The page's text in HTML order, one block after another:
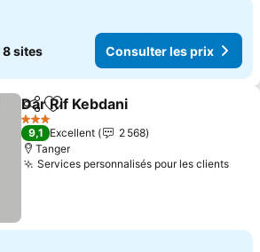
8 sites Consulter les prix
PartagerAjouter à mes favoris
Dar Rif Kebdani
3 Étoiles
9,1 Excellent
2 568
Tanger
Services personnalisés pour les clients